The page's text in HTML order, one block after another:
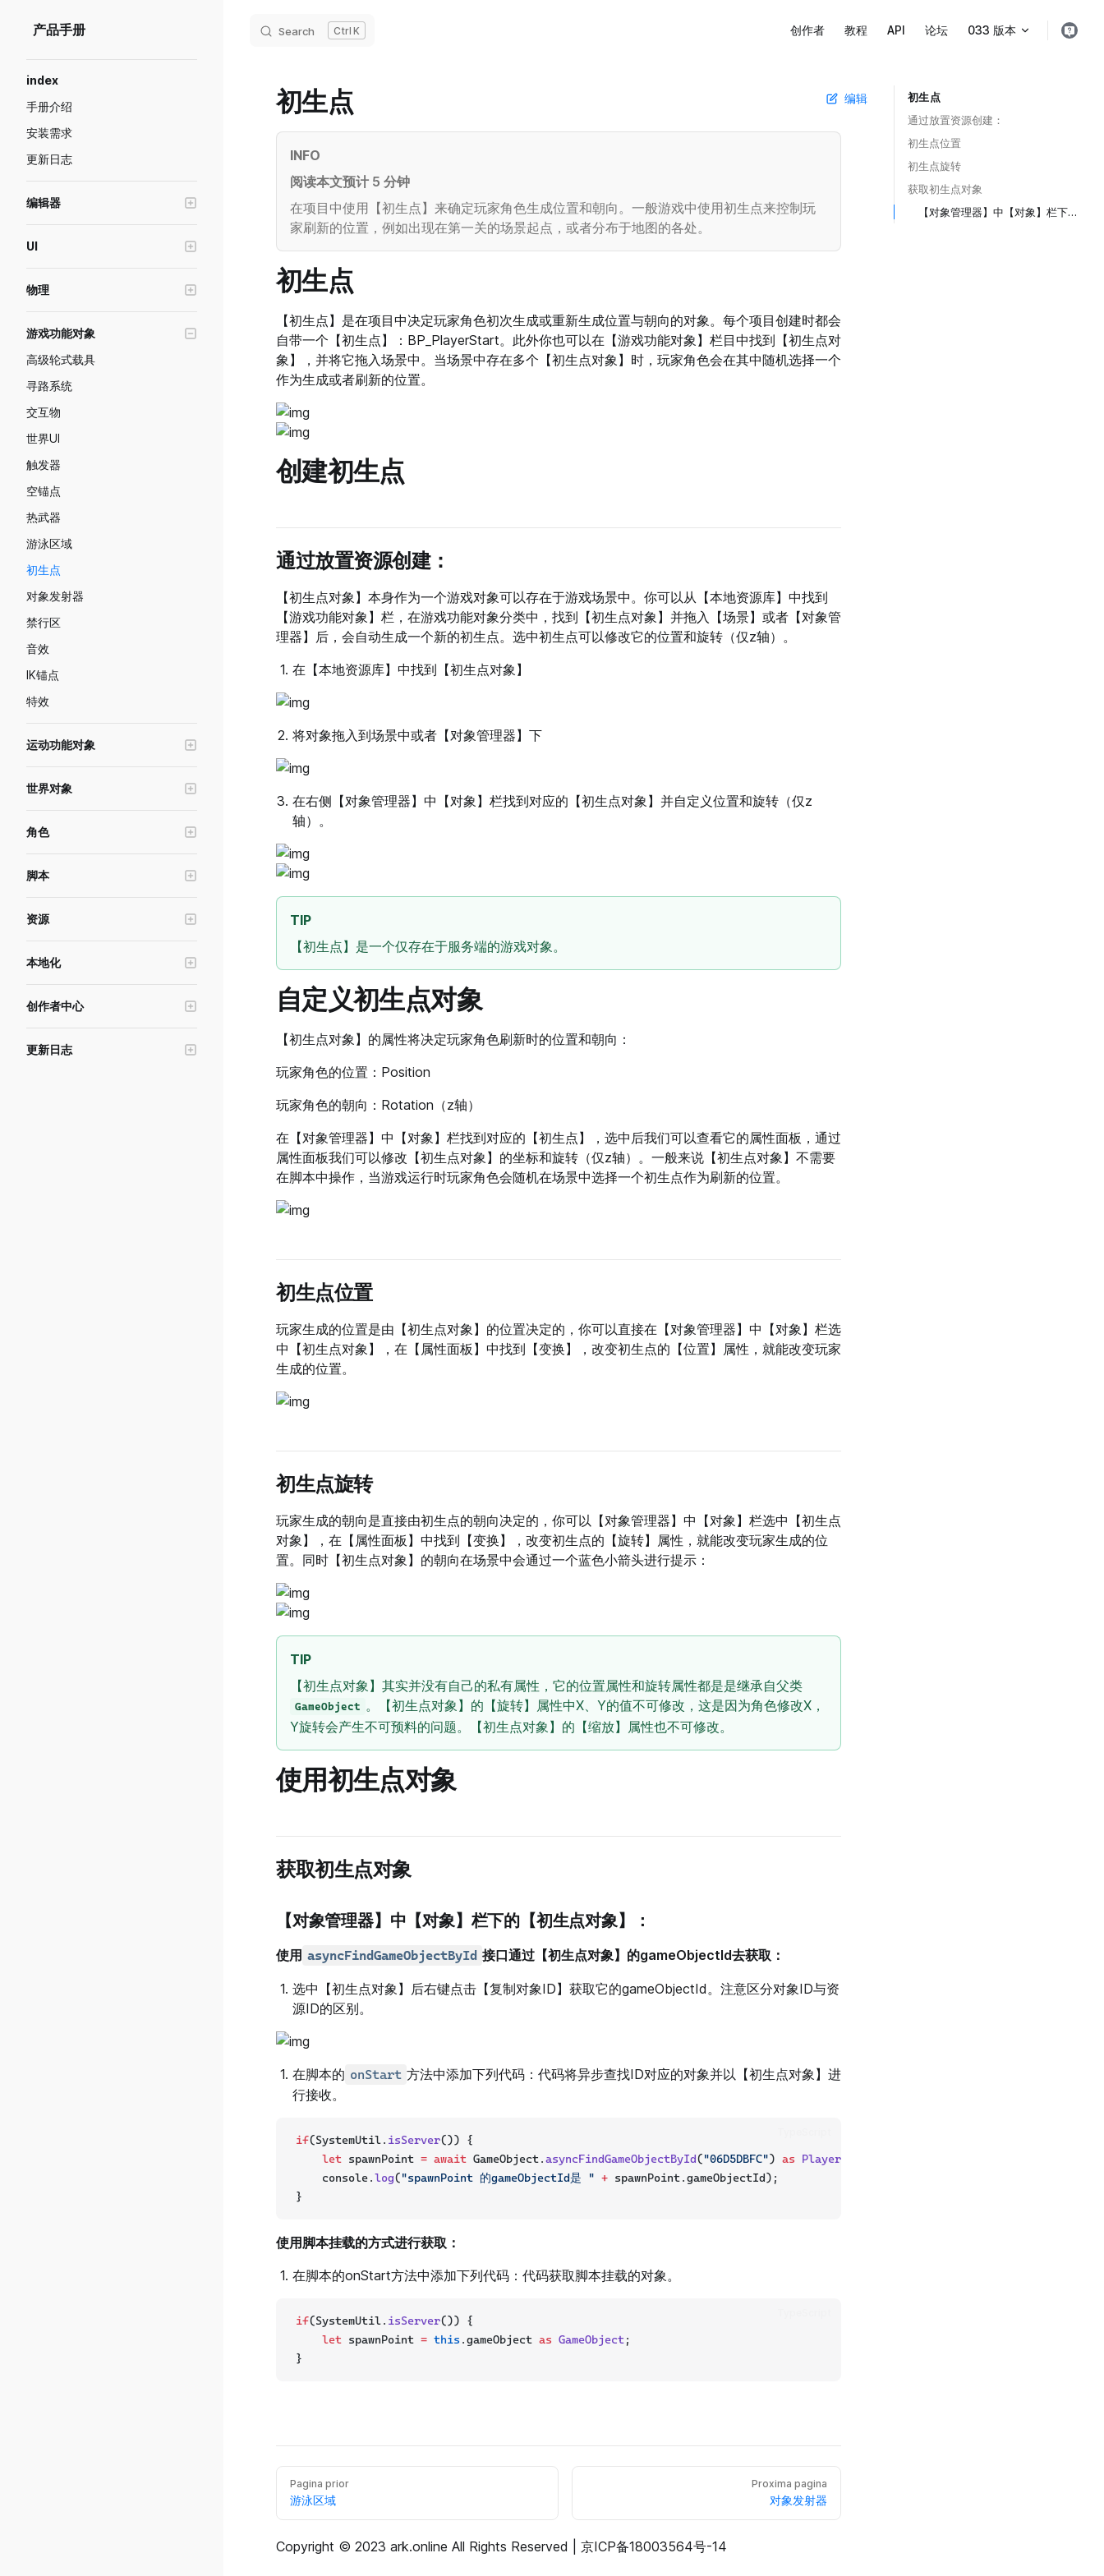
Skip to content
产品手册 Search K 创作者 教程 API 论坛 033 版本
index
手册介绍
安装需求
更新日志
编辑器
Transform工具
画质级别模拟与设置
游戏断线重连
绘制模式
场景管理与跳转
横竖屏&分辨率模拟
接入社交功能
角色编辑工具
自动裁剪规则与自定义裁剪距离
UI
UI控件的基础属性
UI控件-容器
UI控件-图片
UI控件-文本
UI控件-输入框
UI控件-按钮
UI控件-遮罩按钮
UI控件-进度条
UI控件-滚动框
UI控件-摇杆
UI控件-摄像机滑动区
UI控件-加载图
UI控件-调色板
UI控件-勾选框
UI控件-下拉菜单
UI控件-广告按钮
富文本
按键绑定（针对PC端）及预设UI
UI表现与性能优化
UI拖拽事件
物理
推进器
游戏功能对象
高级轮式载具
寻路系统
交互物
世界UI
触发器
空锚点
热武器
游泳区域
初生点
对象发射器
禁行区
音效
IK锚点
特效
运动功能对象
运动器
力区域
世界对象
摄像机
后处理
环境雾
角色
形象与换装
动画与姿态
布娃娃功能
基础状态
脚本
共享数据
资源
资源加载与资源下载
资源上传工具
AIGC及资源管理
本地化
创作者中心
分析游戏数据
更新日志
初生点
Table of Contents for current page
通过放置资源创建： ​
初生点位置 ​
初生点旋转 ​
获取初生点对象 ​
【对象管理器】中【对象】栏下的【初生点对象】： ​
编辑
初生点
INFO
阅读本文预计 5 分钟
在项目中使用【初生点】来确定玩家角色生成位置和朝向。一般游戏中使用初生点来控制玩
家刷新的位置，例如出现在第一关的场景起点，或者分布于地图的各处。
初生点
【初生点】是在项目中决定玩家角色初次生成或重新生成位置与朝向的对象。每个项目创建时都会
自带一个【初生点】：BP_PlayerStart。此外你也可以在【游戏功能对象】栏目中找到【初生点对
象】，并将它拖入场景中。当场景中存在多个【初生点对象】时，玩家角色会在其中随机选择一个
作为生成或者刷新的位置。
创建初生点
通过放置资源创建：
【初生点对象】本身作为一个游戏对象可以存在于游戏场景中。你可以从【本地资源库】中找到
【游戏功能对象】栏，在游戏功能对象分类中，找到【初生点对象】并拖入【场景】或者【对象管
理器】后，会自动生成一个新的初生点。选中初生点可以修改它的位置和旋转（仅z轴）。
在【本地资源库】中找到【初生点对象】
将对象拖入到场景中或者【对象管理器】下
在右侧【对象管理器】中【对象】栏找到对应的【初生点对象】并自定义位置和旋转（仅z
轴）。
TIP
【初生点】是一个仅存在于服务端的游戏对象。
自定义初生点对象
【初生点对象】的属性将决定玩家角色刷新时的位置和朝向：
玩家角色的位置：Position
玩家角色的朝向：Rotation（z轴）
在【对象管理器】中【对象】栏找到对应的【初生点】，选中后我们可以查看它的属性面板，通过
属性面板我们可以修改【初生点对象】的坐标和旋转（仅z轴）。一般来说【初生点对象】不需要
在脚本中操作，当游戏运行时玩家角色会随机在场景中选择一个初生点作为刷新的位置。
初生点位置
玩家生成的位置是由【初生点对象】的位置决定的，你可以直接在【对象管理器】中【对象】栏选
中【初生点对象】，在【属性面板】中找到【变换】，改变初生点的【位置】属性，就能改变玩家
生成的位置。
初生点旋转
玩家生成的朝向是直接由初生点的朝向决定的，你可以【对象管理器】中【对象】栏选中【初生点
对象】，在【属性面板】中找到【变换】，改变初生点的【旋转】属性，就能改变玩家生成的位
置。同时【初生点对象】的朝向在场景中会通过一个蓝色小箭头进行提示：
TIP
【初生点对象】其实并没有自己的私有属性，它的位置属性和旋转属性都是是继承自父类
GameObject 。【初生点对象】的【旋转】属性中X、Y的值不可修改，这是因为角色修改X，
Y旋转会产生不可预料的问题。【初生点对象】的【缩放】属性也不可修改。
使用初生点对象
获取初生点对象
【对象管理器】中【对象】栏下的【初生点对象】：
使用 asyncFindGameObjectById 接口通过【初生点对象】的gameObjectId去获取：
选中【初生点对象】后右键点击【复制对象ID】获取它的gameObjectId。注意区分对象ID与资
源ID的区别。
在脚本的 onStart 方法中添加下列代码：代码将异步查找ID对应的对象并以【初生点对象】进
行接收。
if(SystemUtil. isServer()) {
let spawnPoint = await GameObject.asyncFindGameObjectById("06D5DBFC") as PlayerStart
    console.
log("spawnPoint 的gameObjectId是 " + spawnPoint.gameObjectId);
}
使用脚本挂载的方式进行获取：
在脚本的onStart方法中添加下列代码：代码获取脚本挂载的对象。
if(SystemUtil. isServer()) {
let spawnPoint = this .gameObject as GameObject ;
}
Pagina prior
游泳区域
Proxima pagina
对象发射器
Copyright © 2023 ark.online All Rights Reserved | 京ICP备18003564号-14